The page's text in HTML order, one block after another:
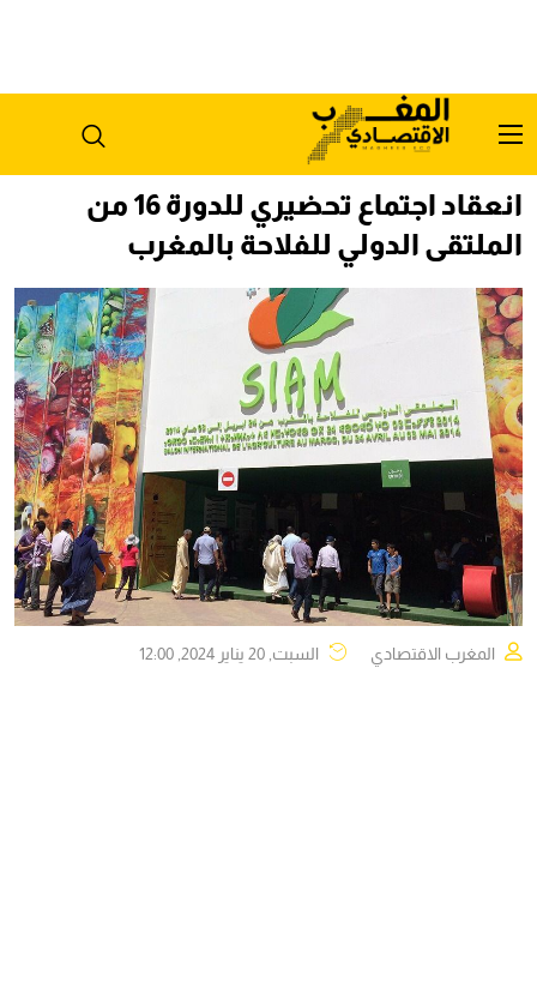
انعقاد اجتماع تحضيري للدورة 16 من
الملتقى الدولي للفلاحة بالمغرب
المغرب الاقتصادي السبت, 20 يناير 2024, 12:00